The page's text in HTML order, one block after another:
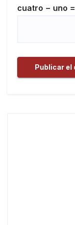
cuatro − uno =